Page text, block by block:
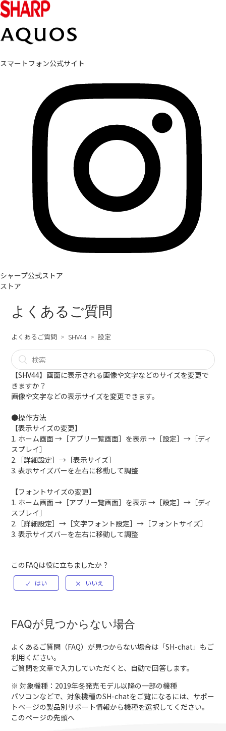
スマートフォン公式サイト
シャープ公式ストア
ストア
よくあるご質問
よくあるご質問 SHV44 設定
【SHV44】画面に表示される画像や文字などのサイズを変更で
きますか？
画像や文字などの表示サイズを変更できます。
●操作方法
【表示サイズの変更】
1. ホーム画面 →［アプリ一覧画面］を表示 →［設定］→［ディ
スプレイ］
2.［詳細設定］→［表示サイズ］
3. 表示サイズバーを左右に移動して調整
【フォントサイズの変更】
1. ホーム画面 →［アプリ一覧画面］を表示 →［設定］→［ディ
スプレイ］
2.［詳細設定］→［文字フォント設定］→［フォントサイズ］
3. 表示サイズバーを左右に移動して調整
このFAQは役に立ちましたか？
FAQが見つからない場合
よくあるご質問（FAQ）が見つからない場合は「SH-chat 」もご
利用ください。
ご質問を文章で入力していただくと、自動で回答します。
※ 対象機種：2019年冬発売モデル以降の一部の機種
パソコンなどで、対象機種のSH-chatをご覧になるには、サポー
トページの製品別サポート情報から機種を選択してください。
このページの先頭へ